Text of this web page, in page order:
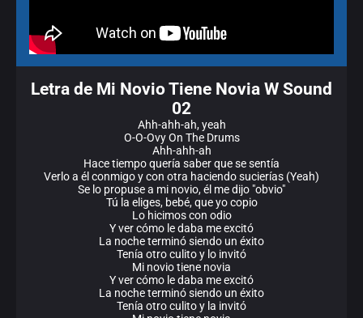
Letra de Mi Novio Tiene Novia W Sound
02
Ahh-ahh-ah, yeah
O-O-Ovy On The Drums
Ahh-ahh-ah
Hace tiempo quería saber que se sentía
Verlo a él conmigo y con otra haciendo sucierías (Yeah)
Se lo propuse a mi novio, él me dijo "obvio"
Tú la eliges, bebé, que yo copio
Lo hicimos con odio
Y ver cómo le daba me excitó
La noche terminó siendo un éxito
Tenía otro culito y lo invitó
Mi novio tiene novia
Y ver cómo le daba me excitó
La noche terminó siendo un éxito
Tenía otro culito y la invitó